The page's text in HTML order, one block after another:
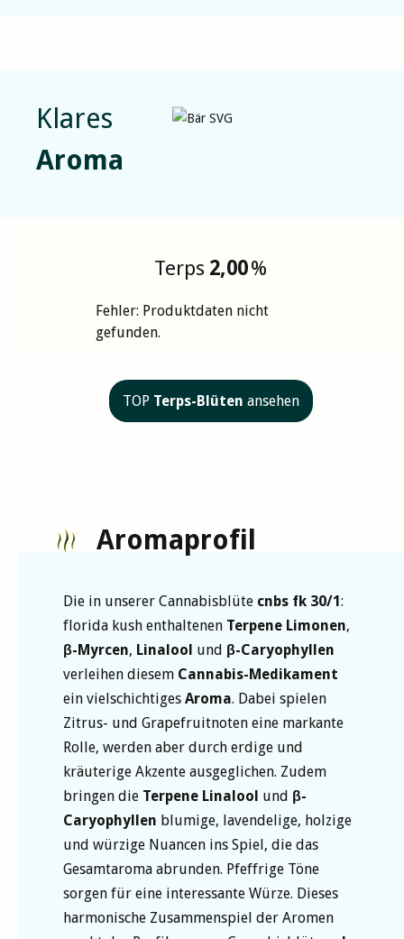
Klares
Aroma
Terps 2,00%
Fehler: Produktdaten nicht
gefunden.
TOP Terps-Blüten ansehen
Aromaprofil
Die in unserer Cannabisblüte cnbs fk 30/1 :
florida kush enthaltenen Terpene Limonen,
β-Myrcen, Linalool und β-Caryophyllen
verleihen diesem Cannabis-Medikament
ein vielschichtiges Aroma. Dabei spielen
Zitrus- und Grapefruitnoten eine markante
Rolle, werden aber durch erdige und
kräuterige Akzente ausgeglichen. Zudem
bringen die Terpene Linalool und β-
Caryophyllen blumige, lavendelige, holzige
und würzige Nuancen ins Spiel, die das
Gesamtaroma abrunden. Pfeffrige Töne
sorgen für eine interessante Würze. Dieses
harmonische Zusammenspiel der Aromen